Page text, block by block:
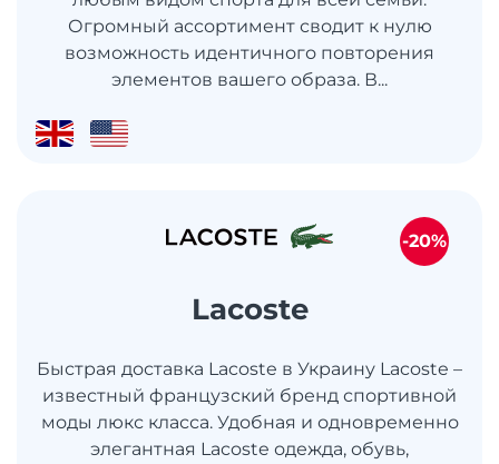
Огромный ассортимент сводит к нулю
возможность идентичного повторения
элементов вашего образа. В...
Lacoste
Быстрая доставка Lacoste в Украину Lacoste –
известный французский бренд спортивной
моды люкс класса. Удобная и одновременно
элегантная Lacoste одежда, обувь,
-20%